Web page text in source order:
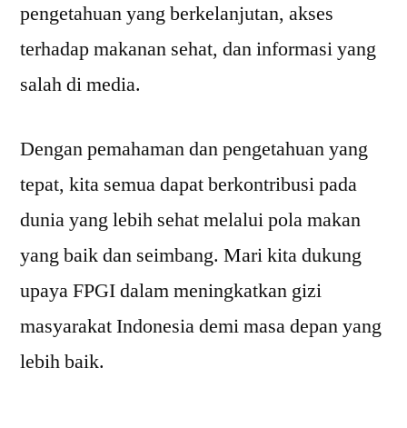
pengetahuan yang berkelanjutan, akses
terhadap makanan sehat, dan informasi yang
salah di media.
Dengan pemahaman dan pengetahuan yang
tepat, kita semua dapat berkontribusi pada
dunia yang lebih sehat melalui pola makan
yang baik dan seimbang. Mari kita dukung
upaya FPGI dalam meningkatkan gizi
masyarakat Indonesia demi masa depan yang
lebih baik.